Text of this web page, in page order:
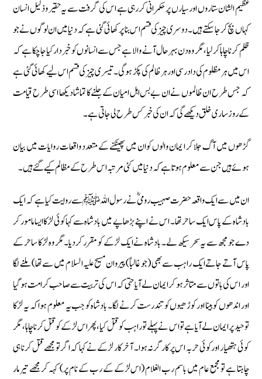
عظیم الشان ستاروں اور سیارں پر حکمرانی کر رہی ہے اس کی گرفت سے یہ حقیر و ذلیل انسان
کہاں بچ کر جا سکتے ہیں۔ دوسری چیز کی قسم اس بنا پر کھائی گئی ہے کہ دنیا میں ان لوگوں نے جو
ظلم کرنا چاہا کر لیا، مگر وہ دن بہر حال آنے والا ہے جس سے انسانوں کو خبردار کیا جا چکا ہے کہ
اس میں ہر مظلوم کی داد رسی اور ہر ظالم کی پکڑ ہو گی۔ تیسری چیز کی قسم اس لیے کھائی گئی ہے
کہ جس طرح ان ظالموں نے ان بے بس اہل امیان کے جلنے کا تماشا دیکھا اسی طرح قیامت
کے روز ساری خلق دیکھے گی کہ ان کی خبر کس طرح لی جاتی ہے۔
گڑھوں میں آگ جلا کر ا یمان والوں کو ان میں پھینکنے کے متعدد واقعات روایات میں بیان
ہوئے ہیں جن سے معلوم ہوتا ہے کہ دنیا میں کئی مرتبہ اس طرح کے مظالم کیے گئے ہیں۔
ان میں سے ایک واقعہ حضرت صہیب رومیؓ نے رسول اللہ ﷺ سے روایت کیا ہے کہ ایک
بادشاہ کے پاس ایک ساحر تھا۔ اس نے اپنے بڑھاپے میں بادشاہ سے کہا کوئی لڑکا ایسا مامور کر
دے جو مجھ سے یہ سحر سیکھ لے۔ بادشاہ نے ایک لڑکے کو مقرر کر دیا۔مگر وہ لڑکا ساحر کے
پاس آتے جاتے ایک راہب سے بھی (جو غالباً) پیروان مسیح علیہ السلام میں سے تھا) ملنے لگا
اور اس کی باتوں سے متاثر ہو کر ایمان لے آیاحتی کہ اس کی تربیت سے صاحب کرامت ہو گیا
اور اندھوں کو بینا اور کوڑھیوں کو تندرست کرنے لگا۔ بادشاہ کو جب یہ معلوم ہوا کہ یہ لڑکا
توحید پر ایمان لے آیا ہے تو اس نے پہلے تو راہب کو قتل کیا،پھر اس لڑکے کو قتل کرنا چاہا، مگر
کوئی ہتھیار اور کوئی حربہ اس پر کارگر نہ ہوا۔ آخر کار لڑکے نے کہا کہ اگر تو مجھے قتل کرنا ہی
چاہتا ہے تو مجمع عام میں باسم رب الغلام (اس لڑکے کے رب کے نام پر) کہہ کر مجھے تیر مار